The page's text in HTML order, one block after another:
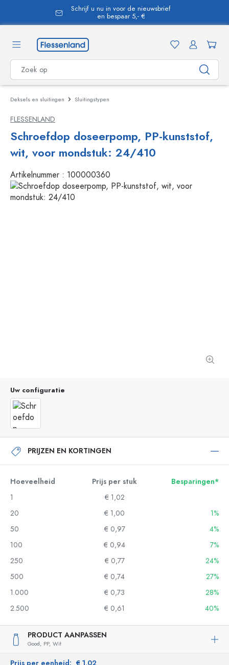
Schrijf u nu in voor de nieuwsbrief
en bespaar 5,- €
Deksels en sluitingen Sluitingstypen
FLESSENLAND
Schroefdop doseerpomp, PP-kunststof,
wit, voor mondstuk: 24/410
Artikelnummer : 100000360
Uw configuratie
PRIJZEN EN KORTINGEN
Hoeveelheid Prijs per stuk
Besparingen*
1
€ 1,02
20
€ 1,00
1%
50
€ 0,97
4%
100
€ 0,94
7%
250
€ 0,77
24%
500
€ 0,74
27%
1.000
€ 0,73
28%
2.500
€ 0,61 40%
PRODUCT AANPASSEN
Good, PP, Wit